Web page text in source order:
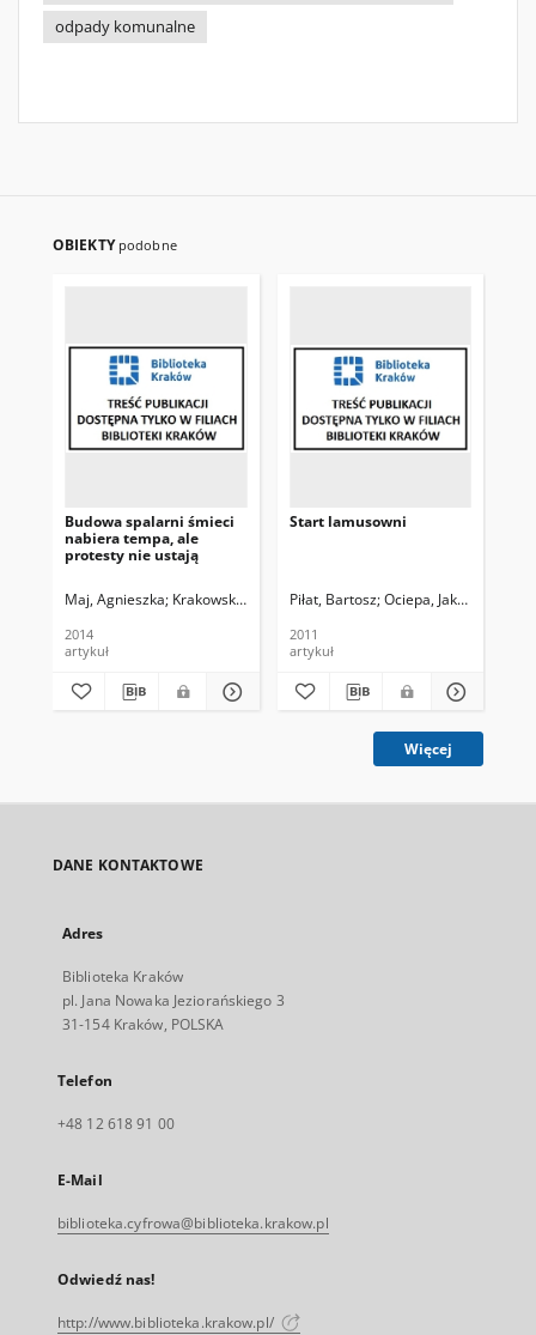
odpady komunalne
OBIEKTY podobne
Budowa spalarni śmieci
nabiera tempa, ale
protesty nie ustają
Maj, Agnieszka Krakowski Holding Komunalny, Fot.
2014
artykuł
Start lamusowni
Piłat, Bartosz Ociepa, Jakub. Fot.
2011
artykuł
Więcej
DANE KONTAKTOWE
Adres
Biblioteka Kraków
pl. Jana Nowaka Jeziorańskiego 3
31-154 Kraków, POLSKA
Telefon
+48 12 618 91 00
E-Mail
biblioteka.cyfrowa@biblioteka.krakow.pl
Odwiedź nas!
http://www.biblioteka.krakow.pl/